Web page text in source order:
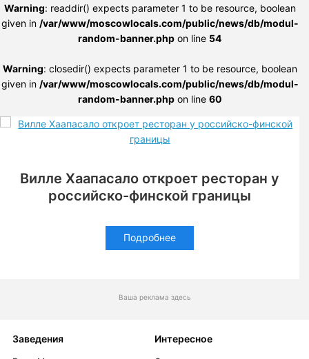
Warning: readdir() expects parameter 1 to be resource, boolean
given in /var/www/moscowlocals.com/public/news/db/modul-
random-banner.php on line 54
Warning: closedir() expects parameter 1 to be resource, boolean
given in /var/www/moscowlocals.com/public/news/db/modul-
random-banner.phpon line 60
Вилле Хаапасало откроет ресторан у
российско-финской границы
Подробнее
Ваша реклама здесь
Заведения Интересное